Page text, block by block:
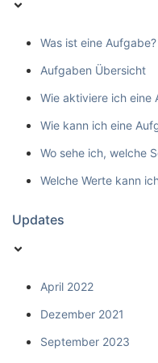
Was ist eine Aufgabe?
Aufgaben Übersicht
Wie aktiviere ich eine
Wie kann ich eine
Wo sehe ich, welche
Welche Werte kann
Updates
April 2022
Dezember 2021
September 2023